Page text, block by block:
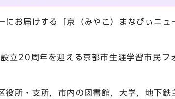
お届けする「京（みやこ）まなびぃニュ
立20周年を迎える京都市生涯学習市民フ
所・支所，市内の図書館，大学，地下鉄